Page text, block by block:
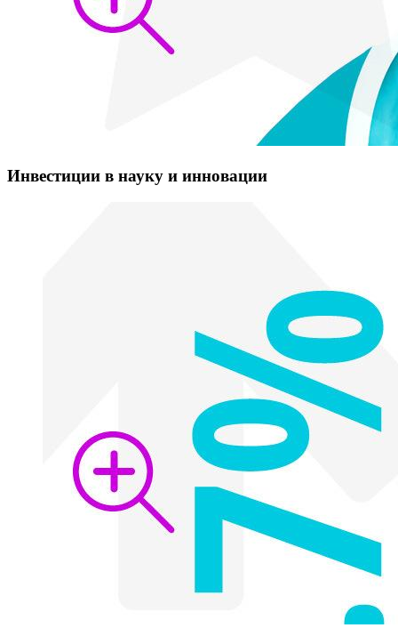
Инвестиции в науку и инновации